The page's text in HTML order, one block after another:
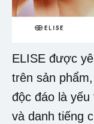
ELISE được
trên sản
độc đáo là
và danh tiếng